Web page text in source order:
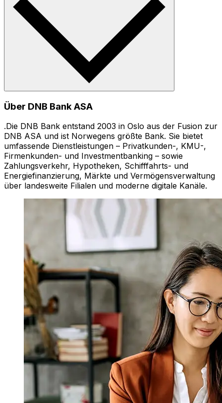
Über DNB Bank ASA
.Die DNB Bank entstand 2003 in Oslo aus der Fusion zur
DNB ASA und ist Norwegens größte Bank. Sie bietet
umfassende Dienstleistungen – Privatkunden-, KMU-,
Firmenkunden- und Investmentbanking – sowie
Zahlungsverkehr, Hypotheken, Schifffahrts- und
Energiefinanzierung, Märkte und Vermögensverwaltung
über landesweite Filialen und moderne digitale Kanäle.